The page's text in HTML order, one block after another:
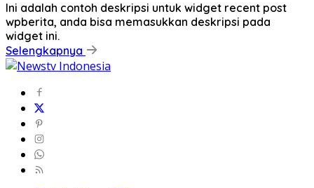
Ini adalah contoh deskripsi untuk widget recent post
wpberita, anda bisa memasukkan deskripsi pada
widget ini.
Selengkapnya